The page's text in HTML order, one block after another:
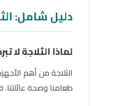
دليل شامل:
لماذا الثلاجة لا
الثلاجة من أهم
طعامنا وصحة